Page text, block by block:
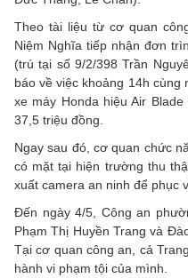
Theo tài liệu từ cơ quan
Niệm Nghĩa tiếp nhận đơn
(trú tại số 9/2/398 Trần
báo về việc khoảng 14h cùng
xe máy Honda hiệu Air
37,5 triệu đồng.
Ngay sau đó, cơ quan chức
có mặt tại hiện trường thu
xuất camera an ninh để phục
Đến ngày 4/5, Công an
Phạm Thị Huyền Trang và
Tại cơ quan công an, cả
hành vi phạm tội của mình.